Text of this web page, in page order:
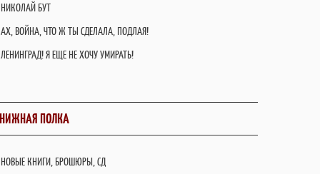
НИКОЛАЙ БУТ
АХ, ВОЙНА, ЧТО Ж ТЫ СДЕЛАЛА, ПОДЛАЯ!
ЛЕНИНГРАД! Я ЕЩЕ НЕ ХОЧУ УМИРАТЬ!
ПОЛКА
НОВЫЕ КНИГИ, БРОШЮРЫ, СД